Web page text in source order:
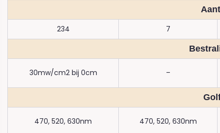
234
7
30mw/cm2 bij 0cm –
470, 520, 630nm 470, 520, 630nm